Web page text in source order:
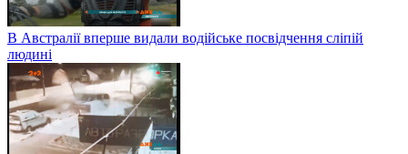
В Австралії вперше видали водійське посвідчення сліпій
людині